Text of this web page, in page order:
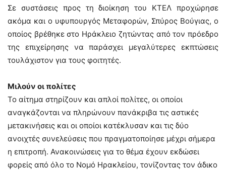
Σε συστάσεις προς τη διοίκηση του ΚΤΕΛ προχώρησε
ακόμα και ο υφυπουργός Μεταφορών, Σπύρος Βούγιας, ο
οποίος βρέθηκε στο Ηράκλειο ζητώντας από τον πρόεδρο
της επιχείρησης να παράσχει μεγαλύτερες εκπτώσεις
τουλάχιστον για τους φοιτητές.
Μιλούν οι πολίτες
Το αίτημα στηρίζουν και απλοί πολίτες, οι οποίοι
αναγκάζονται να πληρώνουν πανάκριβα τις αστικές
μετακινήσεις και οι οποίοι κατέκλυσαν και τις δύο
ανοιχτές συνελεύσεις που πραγματοποίησε μέχρι σήμερα
η επιτροπή. Ανακοινώσεις για το θέμα έχουν εκδώσει
φορείς από όλο το Νομό Ηρακλείου, τονίζοντας τον άδικο